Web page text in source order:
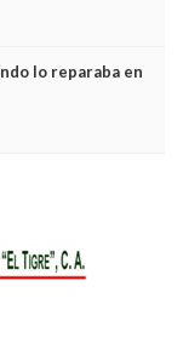
lo reparaba en